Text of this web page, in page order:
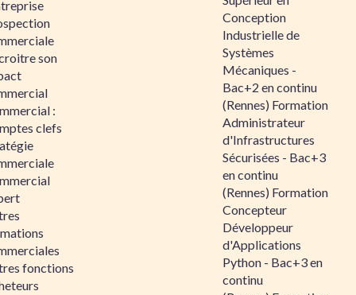
son
:
clefs
fonctions
Conception
Industrielle de
Systèmes
Mécaniques -
Bac+2 en continu
(Rennes) Formation
Administrateur
d'Infrastructures
Sécurisées - Bac+3
en continu
(Rennes) Formation
Concepteur
Développeur
d'Applications
Python - Bac+3 en
continu